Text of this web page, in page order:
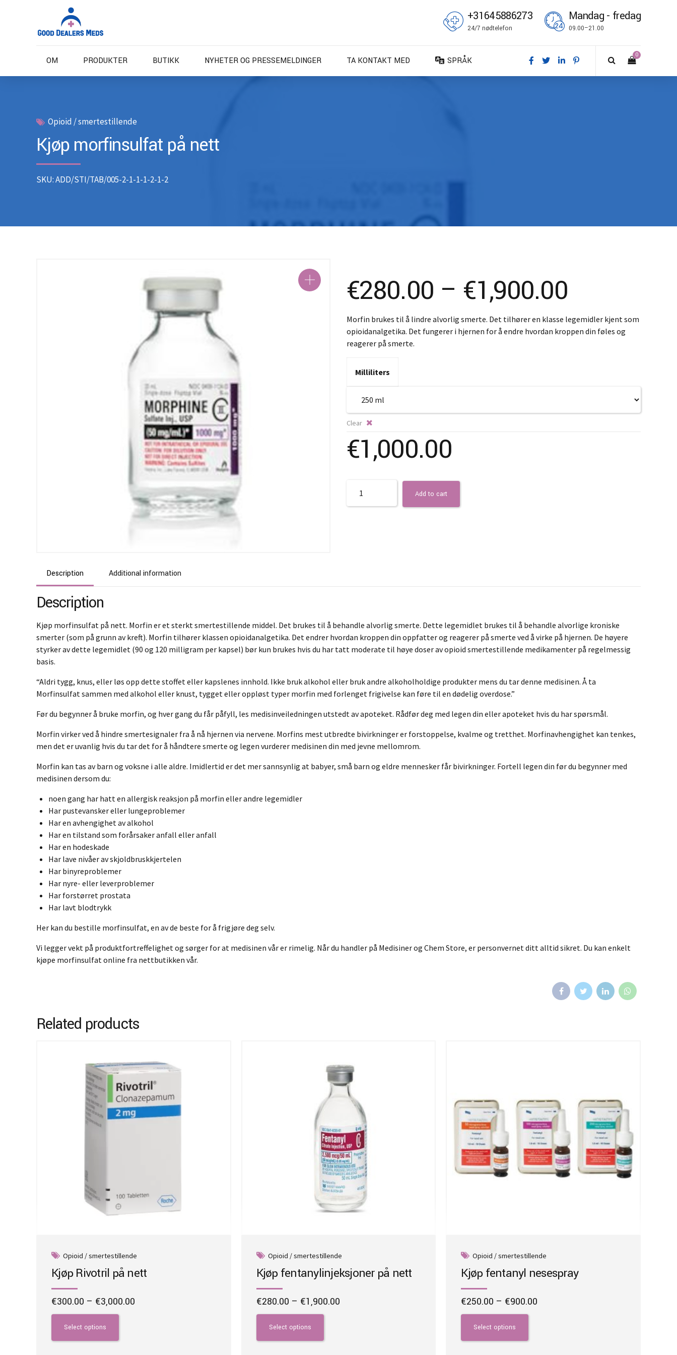
+31645886273
24/7 nødtelefon
Mandag - fredag
09.00–21.00
0
OM PRODUKTER BUTIKK NYHETER OG PRESSEMELDINGER TA KONTAKT MED
SPRÅK
SK – Slovenčina
Opioid / smertestillende
Kjøp morfinsulfat på nett
SKU: ADD/STI/TAB/005-2-1-1-1-2-1-2
€280.00 – €1,900.00
range:
€280.00
€1,900.00
Morfin brukes til å lindre alvorlig smerte. Det tilhører en klasse legemidler kjent som
opioidanalgetika. Det fungerer i hjernen for å endre hvordan kroppen din føles og
reagerer på smerte.
Milliliters
Clear
€1,000.00
Add to cart
Description Additional information
Description
Kjøp morfinsulfat på nett. Morfin er et sterkt smertestillende middel. Det brukes til å behandle alvorlig smerte. Dette legemidlet brukes til å behandle alvorlige kroniske
smerter (som på grunn av kreft). Morfin tilhører klassen opioidanalgetika. Det endrer hvordan kroppen din oppfatter og reagerer på smerte ved å virke på hjernen. De høyere
styrker av dette legemidlet (90 og 120 milligram per kapsel) bør kun brukes hvis du har tatt moderate til høye doser av opioid smertestillende medikamenter på regelmessig
basis.
“Aldri tygg, knus, eller løs opp dette stoffet eller kapslenes innhold. Ikke bruk alkohol eller bruk andre alkoholholdige produkter mens du tar denne medisinen. Å ta
Morfinsulfat sammen med alkohol eller knust, tygget eller oppløst typer morfin med forlenget frigivelse kan føre til en dødelig overdose.”
Før du begynner å bruke morfin, og hver gang du får påfyll, les medisinveiledningen utstedt av apoteket. Rådfør deg med legen din eller apoteket hvis du har spørsmål.
Morfin virker ved å hindre smertesignaler fra å nå hjernen via nervene. Morfins mest utbredte bivirkninger er forstoppelse, kvalme og tretthet. Morfinavhengighet kan tenkes,
men det er uvanlig hvis du tar det for å håndtere smerte og legen vurderer medisinen din med jevne mellomrom.
Morfin kan tas av barn og voksne i alle aldre. Imidlertid er det mer sannsynlig at babyer, små barn og eldre mennesker får bivirkninger. Fortell legen din før du begynner med
medisinen dersom du:
noen gang har hatt en allergisk reaksjon på morfin eller andre legemidler
Har pustevansker eller lungeproblemer
Har en avhengighet av alkohol
Har en tilstand som forårsaker anfall eller anfall
Har en hodeskade
Har lave nivåer av skjoldbruskkjertelen
Har binyreproblemer
Har nyre- eller leverproblemer
Har forstørret prostata
Har lavt blodtrykk
Her kan du bestille morfinsulfat, en av de beste for å frigjøre deg selv.
Vi legger vekt på produktfortreffelighet og sørger for at medisinen vår er rimelig. Når du handler på Medisiner og Chem Store, er personvernet ditt alltid sikret. Du kan enkelt
kjøpe morfinsulfat online fra nettbutikken vår.
Related products
Opioid / smertestillende
Kjøp Rivotril på nett
€300.00 – €3,000.00
Select options
This
product
has
Opioid / smertestillende
Kjøp fentanylinjeksjoner på nett
€280.00 – €1,900.00Price
Select options
This
product
has
Opioid / smertestillende
Kjøp fentanyl nesespray
€250.00 – €900.00
Select options
This
product
has